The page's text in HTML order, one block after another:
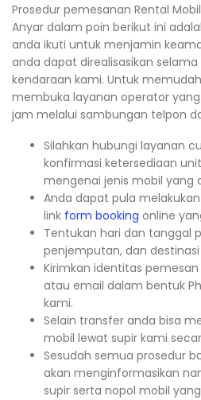
Prosedur pemesanan Rental
Anyar dalam poin berikut ini
anda ikuti untuk menjamin
anda dapat direalisasikan
kendaraan kami. Untuk
membuka layanan operator
jam melalui sambungan telpon
Silahkan hubungi layanan
konfirmasi ketersediaan
mengenai jenis mobil yang
Anda dapat pula
link form booking online
Tentukan hari dan tanggal
penjemputan, dan
Kirimkan identitas
atau email dalam bentuk
kami.
Selain transfer anda bisa
mobil lewat supir kami
Sesudah semua prosedur
akan menginformasikan
supir serta nopol mobil